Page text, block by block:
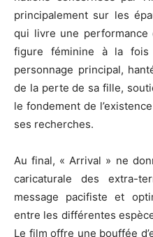
principalement sur les
qui livre une performance
figure féminine à la fois
personnage principal,
de la perte de sa fille,
le fondement de
ses recherches.
Au final, « Arrival » ne
caricaturale des extra-
message pacifiste et
entre les différentes
Le film offre une bouffée